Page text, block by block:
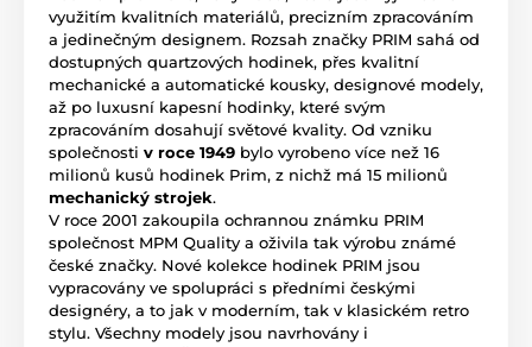
využitím kvalitních materiálů, precizním zpracováním
a jedinečným designem. Rozsah značky PRIM sahá od
dostupných quartzových hodinek, přes kvalitní
mechanické a automatické kousky, designové modely,
až po luxusní kapesní hodinky, které svým
zpracováním dosahují světové kvality. Od vzniku
společnosti v roce 1949 bylo vyrobeno více než 16
milionů kusů hodinek Prim, z nichž má 15 milionů
mechanický strojek.
V roce 2001 zakoupila ochrannou známku PRIM
společnost MPM Quality a oživila tak výrobu známé
české značky. Nové kolekce hodinek PRIM jsou
vypracovány ve spolupráci s předními českými
designéry, a to jak v moderním, tak v klasickém retro
stylu. Všechny modely jsou navrhovány i